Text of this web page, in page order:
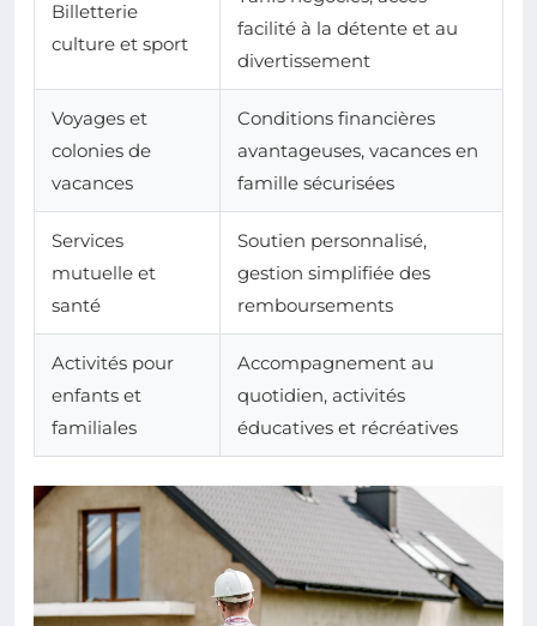
Billetterie
culture et sport
facilité à la détente et au
divertissement
Voyages et
colonies de
vacances
Conditions financières
avantageuses, vacances en
famille sécurisées
Services
mutuelle et
santé
Soutien personnalisé,
gestion simplifiée des
remboursements
Activités pour
enfants et
familiales
Accompagnement au
quotidien, activités
éducatives et récréatives